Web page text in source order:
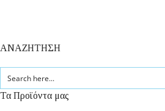
ΑΝΑΖΗΤΗΣΗ
Τα Προϊόντα μας